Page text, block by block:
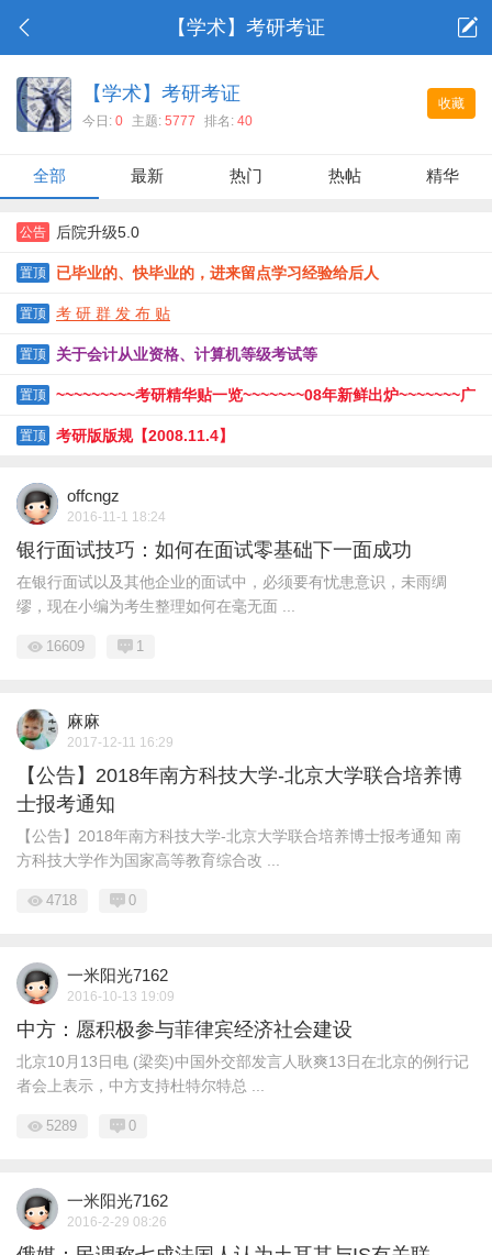
【学术】考研考证
收藏
【学术】考研考证
今日: 0 主题: 5777 排名: 40
全部 最新 热门 热帖 精华
公告 后院升级5.0
置顶 已毕业的、快毕业的，进来留点学习经验给后人
置顶 考 研 群 发 布 贴
置顶 关于会计从业资格、计算机等级考试等
置顶 ~~~~~~~~~考研精华贴一览~~~~~~~08年新鲜出炉~~~~~~~广
工人考研经验贴~~~~~~~~~~~~
置顶 考研版版规【2008.11.4】
offcngz
2016-11-1 18:24
银行面试技巧：如何在面试零基础下一面成功
在银行面试以及其他企业的面试中，必须要有忧患意识，未雨绸
缪，现在小编为考生整理如何在毫无面 ...
16609 1
麻麻
2017-12-11 16:29
【公告】2018年南方科技大学-北京大学联合培养博
士报考通知
【公告】2018年南方科技大学-北京大学联合培养博士报考通知 南
方科技大学作为国家高等教育综合改 ...
4718 0
一米阳光7162
2016-10-13 19:09
中方：愿积极参与菲律宾经济社会建设
北京10月13日电 (梁奕)中国外交部发言人耿爽13日在北京的例行记
者会上表示，中方支持杜特尔特总 ...
5289 0
一米阳光7162
2016-2-29 08:26